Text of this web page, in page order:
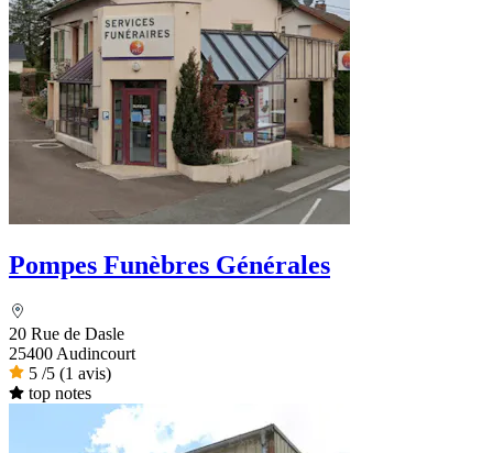
Pompes Funèbres Générales
20 Rue de Dasle
25400 Audincourt
5 /5 (1 avis)
top notes